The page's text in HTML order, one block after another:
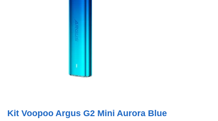
Kit Voopoo Argus G2 Mini Aurora Blue